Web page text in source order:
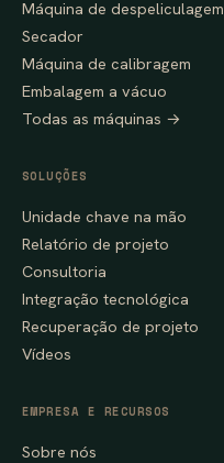
Máquina de despeliculagem
Secador
Máquina de calibragem
Embalagem a vácuo
Todas as máquinas →
SOLUÇÕES
Unidade chave na mão
Relatório de projeto
Consultoria
Integração tecnológica
Recuperação de projeto
Vídeos
EMPRESA E RECURSOS
Sobre nós